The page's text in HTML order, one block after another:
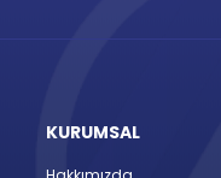
KURUMSAL